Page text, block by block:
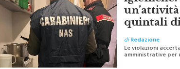
igieniche:
quintali
diRedazione
Le violazioni
amministrative per